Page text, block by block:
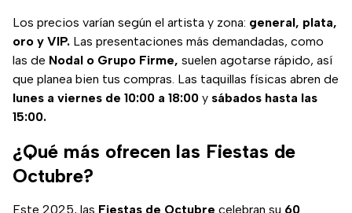
Los precios varían según el artista y zona: general, plata,
oro y VIP. Las presentaciones más demandadas, como
las de Nodal o Grupo Firme, suelen agotarse rápido, así
que planea bien tus compras. Las taquillas físicas abren de
lunes a viernes de 10:00 a 18:00 y sábados hasta las
15:00.
¿Qué más ofrecen las Fiestas de
Octubre?
Este 2025, las Fiestas de Octubre celebran su 60